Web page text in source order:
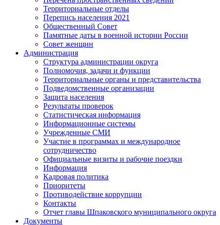
Территориальные отделы
Перепись населения 2021
Общественный Совет
Памятные даты в военной истории России
Совет женщин
Администрация
Структура администрации округа
Полномочия, задачи и функции
Территориальные органы и представительства
Подведомственные организации
Защита населения
Результаты проверок
Статистическая информация
Информационные системы
Учрежденные СМИ
Участие в программах и международное
сотрудничество
Официальные визиты и рабочие поездки
Информация
Кадровая политика
Приоритеты
Противодействие коррупции
Контакты
Отчет главы Шпаковского муниципального округа
Документы